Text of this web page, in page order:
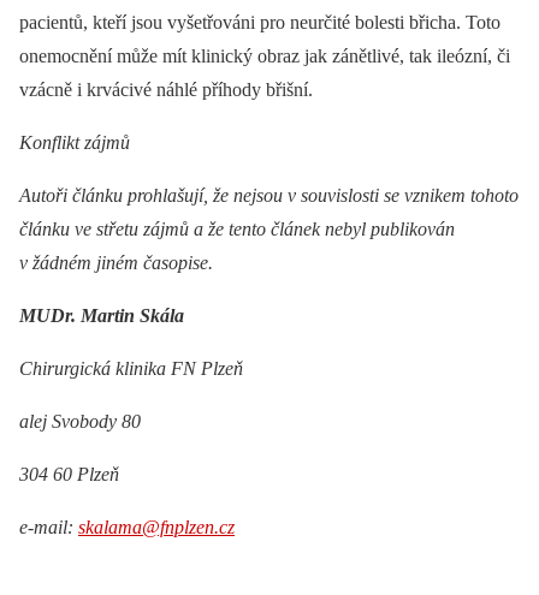
pacientů, kteří jsou vyšetřováni pro neurčité bolesti břicha. Toto
onemocnění může mít klinický obraz jak zánětlivé, tak ileózní, či
vzácně i krvácivé náhlé příhody břišní.
Konflikt zájmů
Autoři článku prohlašují, že nejsou v souvislosti se vznikem tohoto
článku ve střetu zájmů a že tento článek nebyl publikován
v žádném jiném časopise.
MUDr. Martin Skála
Chirurgická klinika FN Plzeň
alej Svobody 80
304 60 Plzeň
e-mail: skalama@fnplzen.cz